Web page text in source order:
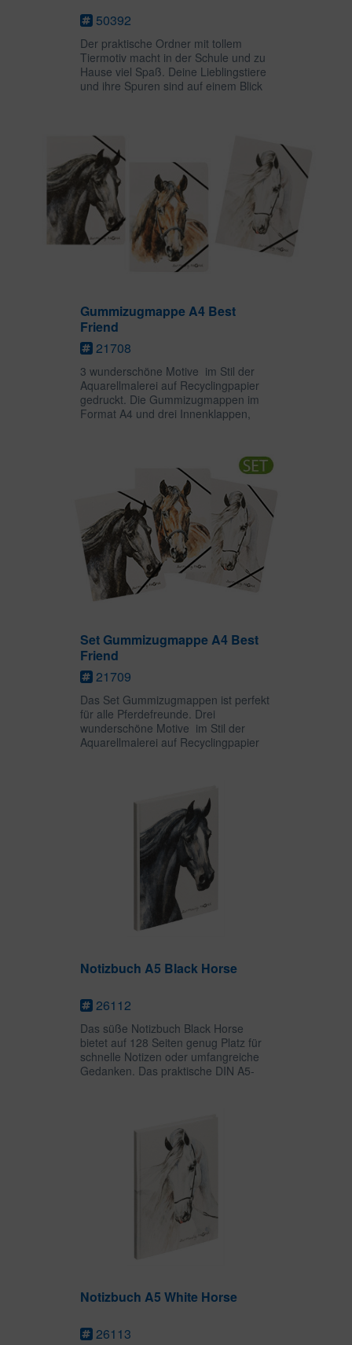
50392
Der praktische Ordner mit tollem
Tiermotiv macht in der Schule und zu
Hause viel Spaß. Deine Lieblingstiere
und ihre Spuren sind auf einem Blick
Gummizugmappe A4 Best
Friend
21708
3 wunderschöne Motive im Stil der
Aquarellmalerei auf Recyclingpapier
gedruckt. Die Gummizugmappen im
Format A4 und drei Innenklappen,
Set Gummizugmappe A4 Best
Friend
21709
Das Set Gummizugmappen ist perfekt
für alle Pferdefreunde. Drei
wunderschöne Motive im Stil der
Aquarellmalerei auf Recyclingpapier
Notizbuch A5 Black Horse
26112
Das süße Notizbuch Black Horse
bietet auf 128 Seiten genug Platz für
schnelle Notizen oder umfangreiche
Gedanken. Das praktische DIN A5-
Notizbuch A5 White Horse
26113